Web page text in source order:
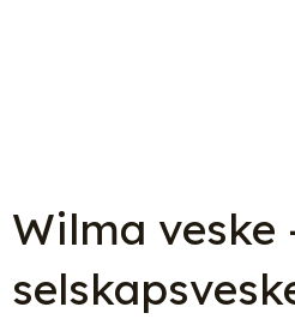
Wilma veske